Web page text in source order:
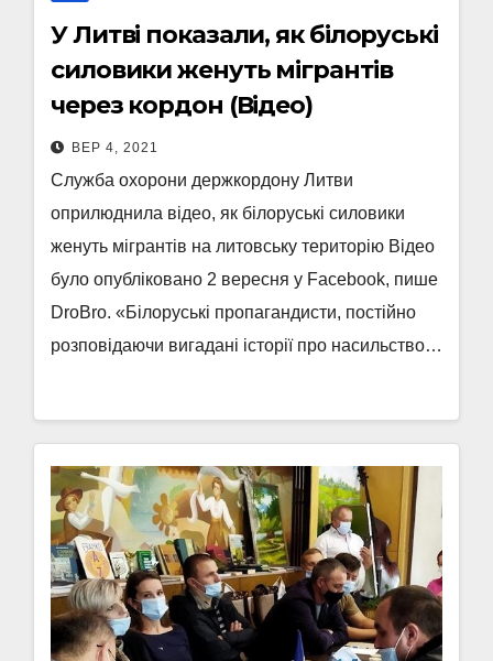
У Литві показали, як білоруські
силовики женуть мігрантів
через кордон (Відео)
ВЕР 4, 2021
Служба охорони держкордону Литви
оприлюднила відео, як білоруські силовики
женуть мігрантів на литовську територію Відео
було опубліковано 2 вересня у Facebook, пише
DroBro. «Білоруські пропагандисти, постійно
розповідаючи вигадані історії про насильство…